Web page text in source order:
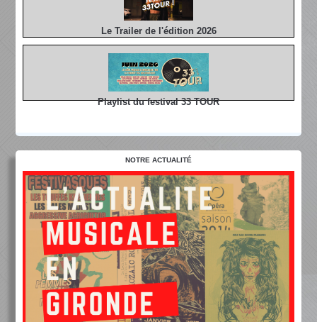
Le Trailer de l'édition 2026
Playlist du festival 33 TOUR
NOTRE ACTUALITÉ